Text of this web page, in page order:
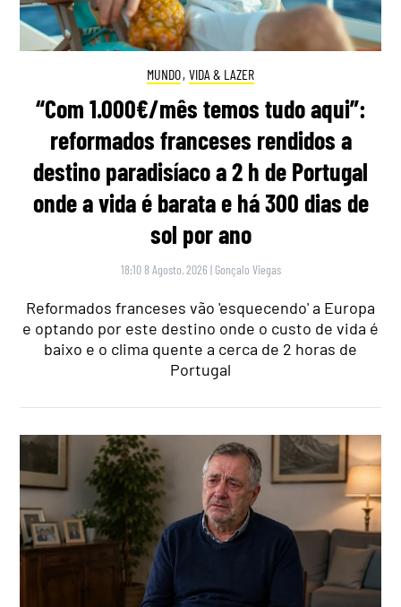
MUNDO, VIDA & LAZER
“Com 1.000€/mês temos tudo aqui”:
reformados franceses rendidos a
destino paradisíaco a 2 h de Portugal
onde a vida é barata e há 300 dias de
sol por ano
18:10 8 Agosto, 2026 | Gonçalo Viegas
Reformados franceses vão 'esquecendo' a Europa
e optando por este destino onde o custo de vida é
baixo e o clima quente a cerca de 2 horas de
Portugal